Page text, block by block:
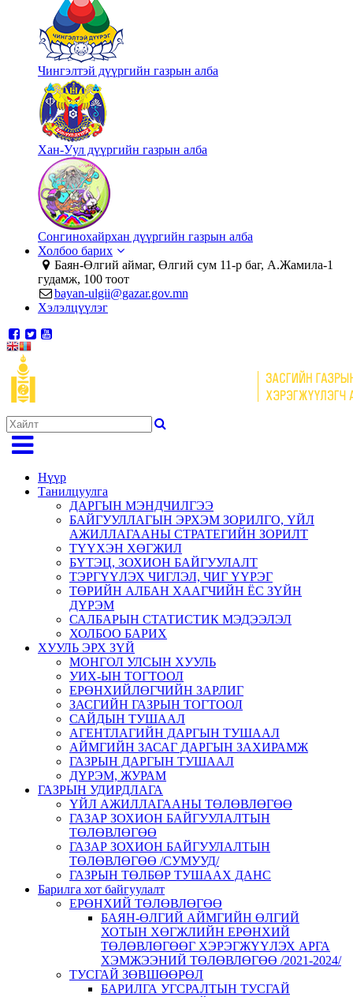
Чингэлтэй дүүргийн газрын алба
Хан-Уул дүүргийн газрын алба
Сонгинохайрхан дүүргийн газрын алба
Холбоо барих
Баян-Өлгий аймаг, Өлгий сум 11-р баг, А.Жамила-1
гудамж, 100 тоот
bayan-ulgii@gazar.gov.mn
Хэлэлцүүлэг
Нүүр
Танилцуулга
ДАРГЫН МЭНДЧИЛГЭЭ
БАЙГУУЛЛАГЫН ЭРХЭМ ЗОРИЛГО, ҮЙЛ
АЖИЛЛАГААНЫ СТРАТЕГИЙН ЗОРИЛТ
ТҮҮХЭН ХӨГЖИЛ
БҮТЭЦ, ЗОХИОН БАЙГУУЛАЛТ
ТЭРГҮҮЛЭХ ЧИГЛЭЛ, ЧИГ ҮҮРЭГ
ТӨРИЙН АЛБАН ХААГЧИЙН ЁС ЗҮЙН
ДҮРЭМ
САЛБАРЫН СТАТИСТИК МЭДЭЭЛЭЛ
ХОЛБОО БАРИХ
ХУУЛЬ ЭРХ ЗҮЙ
МОНГОЛ УЛСЫН ХУУЛЬ
УИХ-ЫН ТОГТООЛ
ЕРӨНХИЙЛӨГЧИЙН ЗАРЛИГ
ЗАСГИЙН ГАЗРЫН ТОГТООЛ
САЙДЫН ТУШААЛ
АГЕНТЛАГИЙН ДАРГЫН ТУШААЛ
АЙМГИЙН ЗАСАГ ДАРГЫН ЗАХИРАМЖ
ГАЗРЫН ДАРГЫН ТУШААЛ
ДҮРЭМ, ЖУРАМ
ГАЗРЫН УДИРДЛАГА
ҮЙЛ АЖИЛЛАГААНЫ ТӨЛӨВЛӨГӨӨ
ГАЗАР ЗОХИОН БАЙГУУЛАЛТЫН
ТӨЛӨВЛӨГӨӨ
ГАЗАР ЗОХИОН БАЙГУУЛАЛТЫН
ТӨЛӨВЛӨГӨӨ /СУМУУД/
ГАЗРЫН ТӨЛБӨР ТУШААХ ДАНС
Барилга хот байгуулалт
ЕРӨНХИЙ ТӨЛӨВЛӨГӨӨ
БАЯН-ӨЛГИЙ АЙМГИЙН ӨЛГИЙ
ХОТЫН ХӨГЖЛИЙН ЕРӨНХИЙ
ТӨЛӨВЛӨГӨӨГ ХЭРЭГЖҮҮЛЭХ АРГА
ХЭМЖЭЭНИЙ ТӨЛӨВЛӨГӨӨ /2021-2024/
ТУСГАЙ ЗӨВШӨӨРӨЛ
БАРИЛГА УГСРАЛТЫН ТУСГАЙ